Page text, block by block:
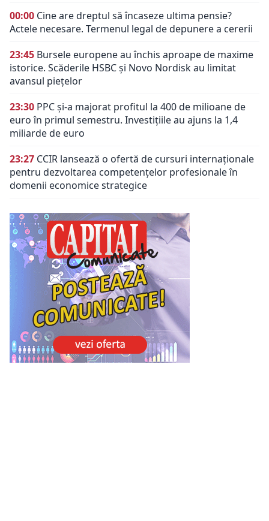
00:00 Cine are dreptul să încaseze ultima pensie?
Actele necesare. Termenul legal de depunere a cererii
23:45 Bursele europene au închis aproape de maxime
istorice. Scăderile HSBC și Novo Nordisk au limitat
avansul piețelor
23:30 PPC și-a majorat profitul la 400 de milioane de
euro în primul semestru. Investițiile au ajuns la 1,4
miliarde de euro
23:27 CCIR lansează o ofertă de cursuri internaționale
pentru dezvoltarea competențelor profesionale în
domenii economice strategice